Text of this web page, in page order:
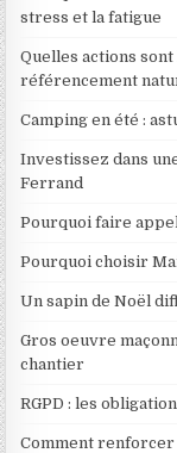
stress et la fatigue
Quelles actions
référencement
Camping en été :
Investissez dans
Ferrand
Pourquoi faire
Pourquoi choisir
Un sapin de Noël
Gros oeuvre
chantier
RGPD : les
Comment